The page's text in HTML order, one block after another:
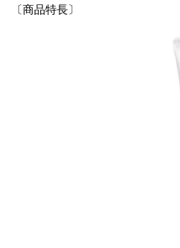
〔商品特長〕